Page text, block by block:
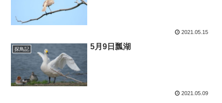
2021.05.15
探鳥記 5月9日瓢湖
2021.05.09